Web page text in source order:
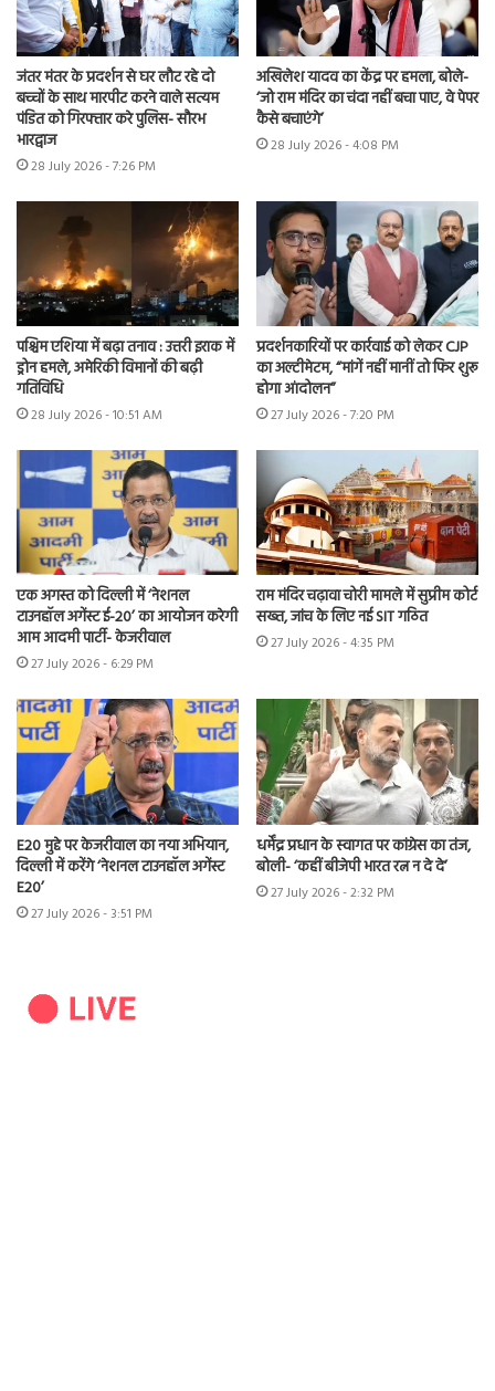
जंतर मंतर के प्रदर्शन से घर लौट रहे दो
बच्चों के साथ मारपीट करने वाले सत्यम
पंडित को गिरफ्तार करे पुलिस- सौरभ
भारद्वाज
28 July 2026 - 7:26 PM
अखिलेश यादव का केंद्र पर हमला, बोले-
‘जो राम मंदिर का चंदा नहीं बचा पाए, वे पेपर
कैसे बचाएंगे’
28 July 2026 - 4:08 PM
पश्चिम एशिया में बढ़ा तनाव : उत्तरी इराक में
ड्रोन हमले, अमेरिकी विमानों की बढ़ी
गतिविधि
28 July 2026 - 10:51 AM
प्रदर्शनकारियों पर कार्रवाई को लेकर CJP
का अल्टीमेटम, “मांगें नहीं मानीं तो फिर शुरू
होगा आंदोलन”
27 July 2026 - 7:20 PM
एक अगस्त को दिल्ली में ‘नेशनल
टाउनहॉल अगेंस्ट ई-20’ का आयोजन करेगी
आम आदमी पार्टी- केजरीवाल
27 July 2026 - 6:29 PM
राम मंदिर चढ़ावा चोरी मामले में सुप्रीम कोर्ट
सख्त, जांच के लिए नई SIT गठित
27 July 2026 - 4:35 PM
E20 मुद्दे पर केजरीवाल का नया अभियान,
दिल्ली में करेंगे ‘नेशनल टाउनहॉल अगेंस्ट
E20’
27 July 2026 - 3:51 PM
धर्मेंद्र प्रधान के स्वागत पर कांग्रेस का तंज,
बोली- ‘कहीं बीजेपी भारत रत्न न दे दे’
27 July 2026 - 2:32 PM